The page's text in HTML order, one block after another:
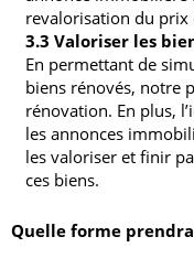
revalorisation du prix
3.3 Valoriser les
En permettant de
biens rénovés, notre
rénovation. En plus,
les annonces
les valoriser et finir
ces biens.
Quelle forme